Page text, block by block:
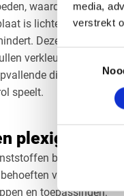
media,
verstrekt
waardoor het
is lichter dan glas,
Deze platen zijn
verkleuren of hun
diepte en
speelt.
plexiglas zwart
bieden we
van onze
en toepassingen: